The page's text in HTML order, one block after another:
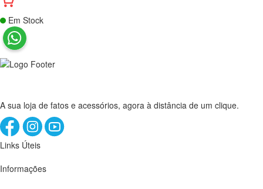
Em Stock
A sua loja de fatos e acessórios, agora à distância de um clique.
Links Úteis
Informações